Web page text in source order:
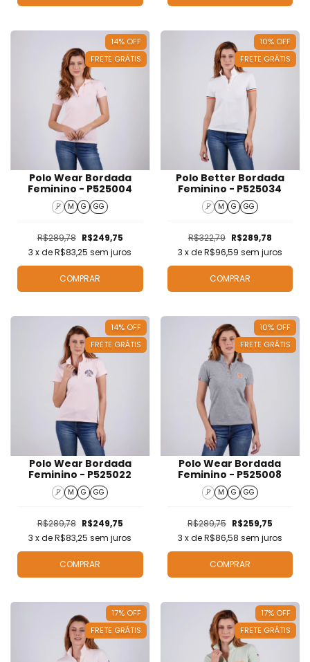
14% OFF
FRETE GRÁTIS
Polo Wear Bordada
Feminino - P525004
P M G GG
R$289,78 R$249,75
3 x deR$83,25 sem juros
COMPRAR
10% OFF
FRETE GRÁTIS
Polo Better Bordada
Feminino - P525034
P M G GG
R$322,79 R$289,78
3 x deR$96,59 sem juros
COMPRAR
14% OFF
FRETE GRÁTIS
Polo Wear Bordada
Feminino - P525022
P M G GG
R$289,78 R$249,75
3 x deR$83,25 sem juros
COMPRAR
10% OFF
FRETE GRÁTIS
Polo Wear Bordada
Feminino - P525008
P M G GG
R$289,75 R$259,75
3 x deR$86,58 sem juros
COMPRAR
17% OFF
FRETE GRÁTIS
17% OFF
FRETE GRÁTIS